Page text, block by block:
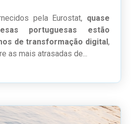
pela Eurostat, quase
portuguesas estão
de transformação digital,
as mais atrasadas de...